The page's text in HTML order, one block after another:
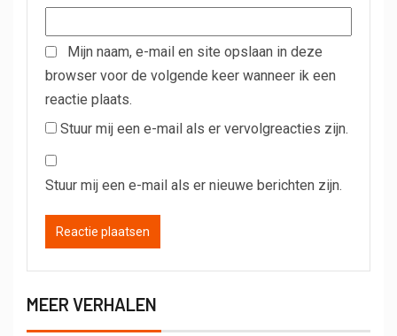
Mijn naam, e-mail en site opslaan in deze
browser voor de volgende keer wanneer ik een
reactie plaats.
Stuur mij een e-mail als er vervolgreacties zijn.
Stuur mij een e-mail als er nieuwe berichten zijn.
MEER VERHALEN